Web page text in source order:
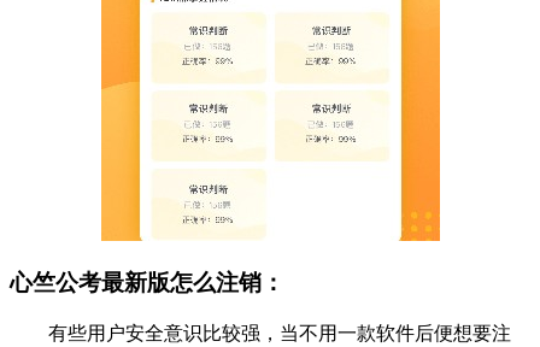
心竺公考最新版怎么注销：
有些用户安全意识比较强，当不用一款软件后便想要注